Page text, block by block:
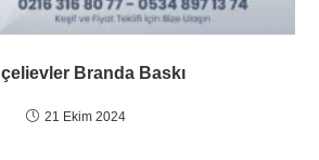
Branda Baskı
21 Ekim 2024